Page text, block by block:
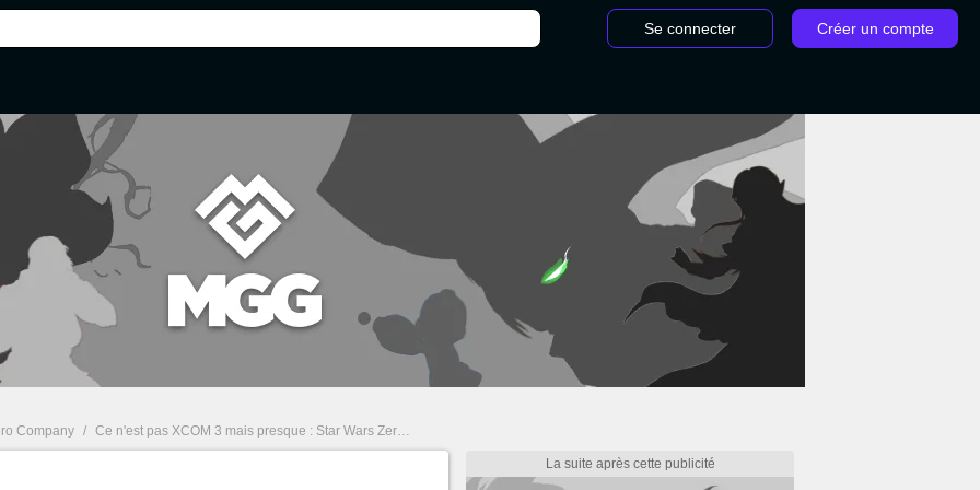
Se connecter Créer un compte
Company / Ce n'est pas XCOM 3 mais presque : Star Wars Zero Company annonce sa date de sortie au Summer Game Fest